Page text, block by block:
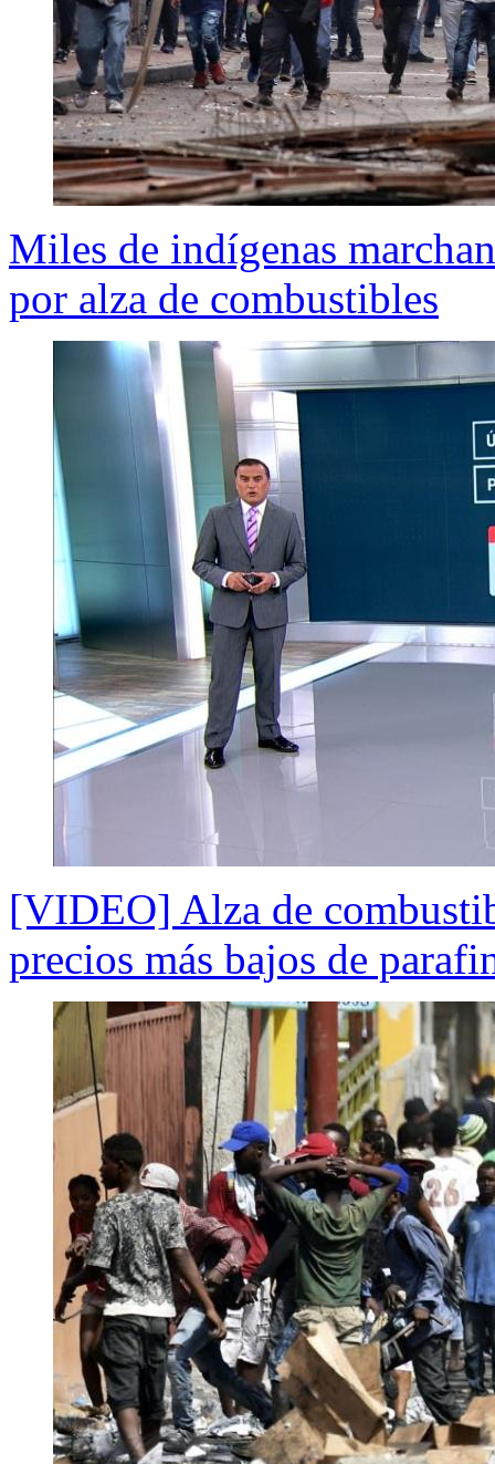
Miles de indígenas
por alza de combustibles
[VIDEO] Alza de
precios más bajos de